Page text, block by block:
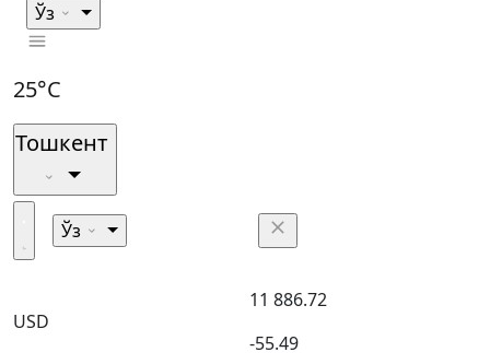
Ўз
25°C
Тошкент
Ўз
USD
11 886.72
-55.49